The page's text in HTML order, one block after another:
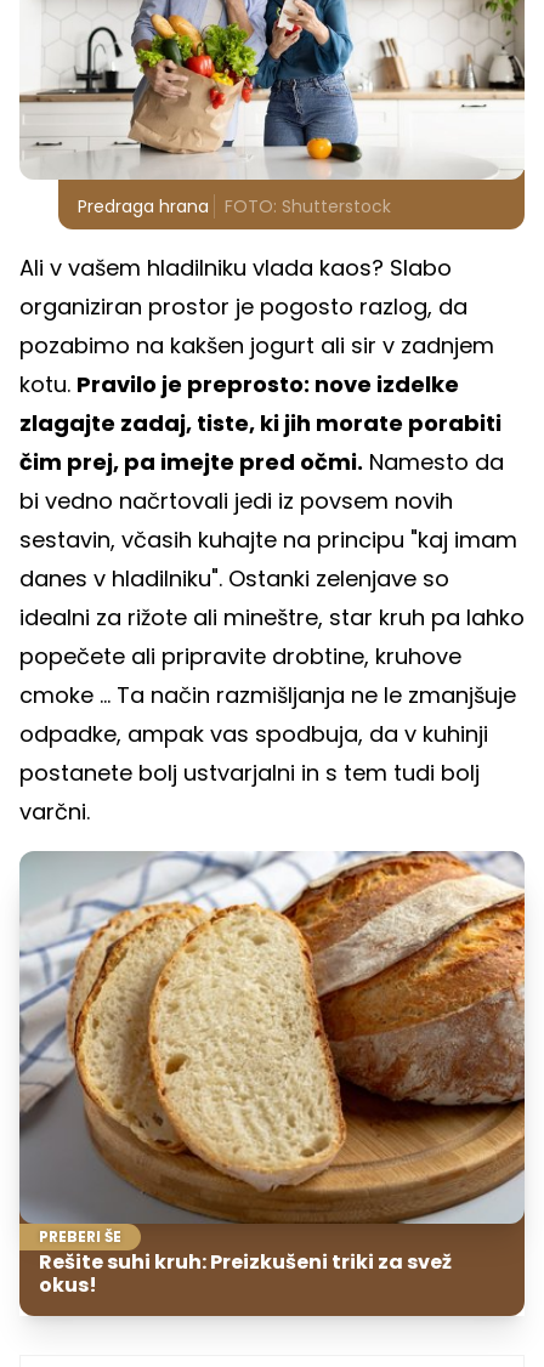
Predraga hrana FOTO: Shutterstock
Ali v vašem hladilniku vlada kaos? Slabo
organiziran prostor je pogosto razlog, da
pozabimo na kakšen jogurt ali sir v zadnjem
kotu. Pravilo je preprosto: nove izdelke
zlagajte zadaj, tiste, ki jih morate porabiti
čim prej, pa imejte pred očmi. Namesto da
bi vedno načrtovali jedi iz povsem novih
sestavin, včasih kuhajte na principu "kaj imam
danes v hladilniku". Ostanki zelenjave so
idealni za rižote ali mineštre, star kruh pa lahko
popečete ali pripravite drobtine, kruhove
cmoke ... Ta način razmišljanja ne le zmanjšuje
odpadke, ampak vas spodbuja, da v kuhinji
postanete bolj ustvarjalni in s tem tudi bolj
varčni.
PREBERI ŠE
Rešite suhi kruh: Preizkušeni triki za svež
okus!